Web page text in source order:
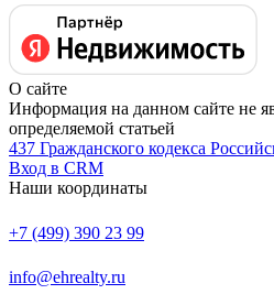
О сайте
Информация на данном сайте не
определяемой статьей
437 Гражданского кодекса
Вход в CRM
Наши координаты
+7 (499) 390 23 99
info@ehrealty.ru